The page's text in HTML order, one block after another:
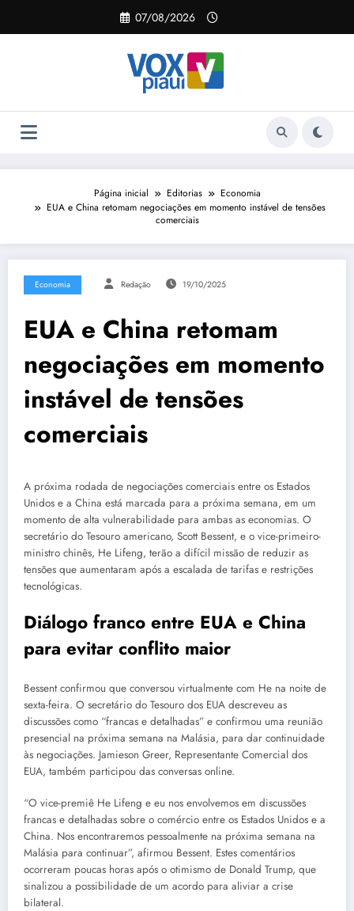
o
07/08/2026
Página inicial Editorias
Economia
EUA e China retomam negociações em momento instável de tensões
comerciais
Economia Redação 19/10/2025
EUA e China retomam
negociações em momento
instável de tensões
comerciais
A próxima rodada de negociações comerciais entre os Estados
Unidos e a China está marcada para a próxima semana, em um
momento de alta vulnerabilidade para ambas as economias. O
secretário do Tesouro americano, Scott Bessent, e o vice-primeiro-
ministro chinês, He Lifeng, terão a difícil missão de reduzir as
tensões que aumentaram após a escalada de tarifas e restrições
tecnológicas.
Diálogo franco entre EUA e China
para evitar conflito maior
Bessent confirmou que conversou virtualmente com He na noite de
sexta-feira. O secretário do Tesouro dos EUA descreveu as
discussões como “francas e detalhadas” e confirmou uma reunião
presencial na próxima semana na Malásia, para dar continuidade
às negociações. Jamieson Greer, Representante Comercial dos
EUA, também participou das conversas online.
“O vice-premiê He Lifeng e eu nos envolvemos em discussões
francas e detalhadas sobre o comércio entre os Estados Unidos e a
China. Nos encontraremos pessoalmente na próxima semana na
Malásia para continuar”, afirmou Bessent. Estes comentários
ocorreram poucas horas após o otimismo de Donald Trump, que
sinalizou a possibilidade de um acordo para aliviar a crise
bilateral.